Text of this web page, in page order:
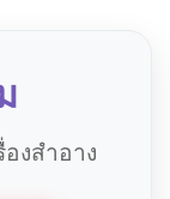
งสำอาง